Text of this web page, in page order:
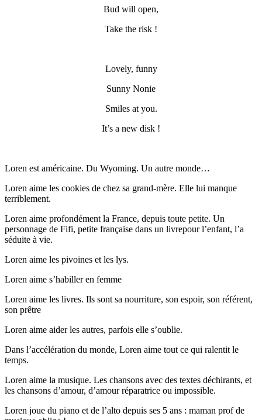
Bud will open,
Take the risk !
Lovely, funny
Sunny Nonie
Smiles at you.
It’s a new disk !
Loren est américaine. Du Wyoming. Un autre monde…
Loren aime les cookies de chez sa grand-mère. Elle lui manque
terriblement.
Loren aime profondément la France, depuis toute petite. Un
personnage de Fifi, petite française dans un livrepour l’enfant, l’a
séduite à vie.
Loren aime les pivoines et les lys.
Loren aime s’habiller en femme
Loren aime les livres. Ils sont sa nourriture, son espoir, son référent,
son prêtre
Loren aime aider les autres, parfois elle s’oublie.
Dans l’accélération du monde, Loren aime tout ce qui ralentit le
temps.
Loren aime la musique. Les chansons avec des textes déchirants, et
les chansons d’amour, d’amour réparatrice ou impossible.
Loren joue du piano et de l’alto depuis ses 5 ans : maman prof de